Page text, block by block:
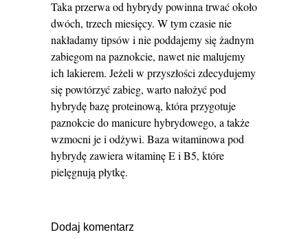
Taka przerwa od hybrydy powinna trwać około
dwóch, trzech miesięcy. W tym czasie nie
nakładamy tipsów i nie poddajemy się żadnym
zabiegom na paznokcie, nawet nie malujemy
ich lakierem. Jeżeli w przyszłości zdecydujemy
się powtórzyć zabieg, warto nałożyć pod
hybrydę bazę proteinową, która przygotuje
paznokcie do manicure hybrydowego, a także
wzmocni je i odżywi. Baza witaminowa pod
hybrydę zawiera witaminę E i B5, które
pielęgnują płytkę.
Dodaj komentarz